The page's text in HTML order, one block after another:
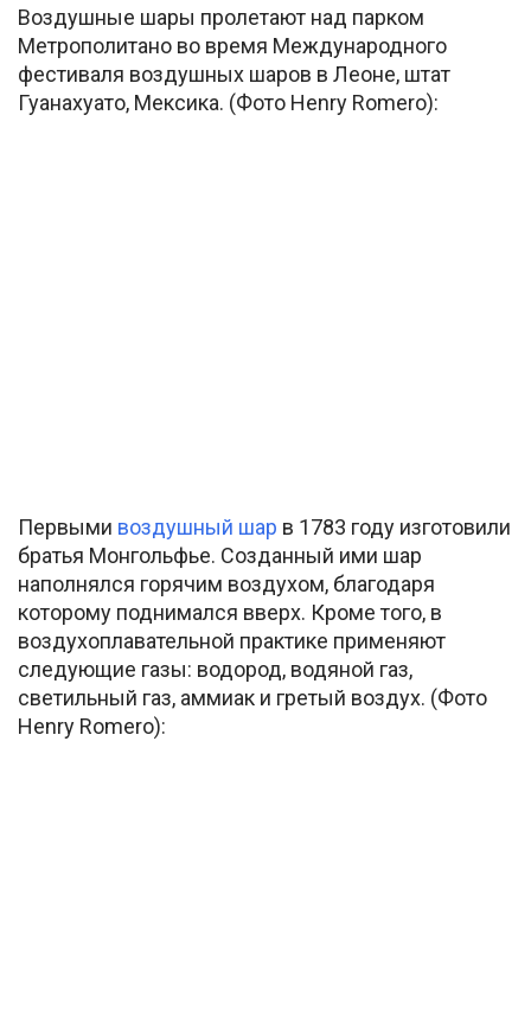
Воздушные шары пролетают над парком
Метрополитано во время Международного
фестиваля воздушных шаров в Леоне, штат
Гуанахуато, Мексика. (Фото Henry Romero):
Первыми воздушный шар в 1783 году изготовили
братья Монгольфье. Созданный ими шар
наполнялся горячим воздухом, благодаря
которому поднимался вверх. Кроме того, в
воздухоплавательной практике применяют
следующие газы: водород, водяной газ,
светильный газ, аммиак и гретый воздух. (Фото
Henry Romero):